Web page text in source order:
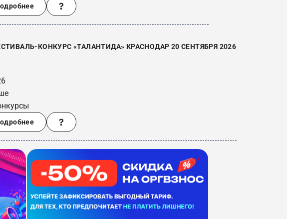
КОНКУРС «ТАЛАНТИДА» КРАСНОДАР 20 СЕНТЯБРЯ 2026